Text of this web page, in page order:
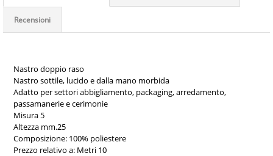
Recensioni
Nastro doppio raso
Nastro sottile, lucido e dalla mano morbida
Adatto per settori abbigliamento, packaging, arredamento,
passamanerie e cerimonie
Misura 5
Altezza mm.25
Composizione: 100% poliestere
Prezzo relativo a: Metri 10